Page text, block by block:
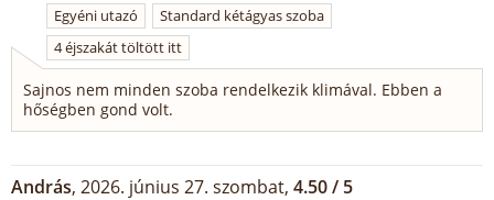
Egyéni utazó
Standard kétágyas szoba
4 éjszakát töltött itt
Sajnos nem minden szoba rendelkezik klimával. Ebben a
hőségben gond volt.
András, 2026. június 27. szombat, 4.50 / 5